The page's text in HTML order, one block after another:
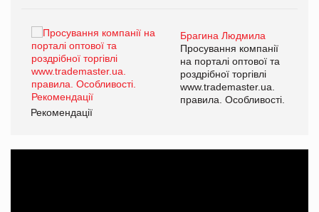
Брагина Людмила
Просування компанії
на порталі оптової та
роздрібної торгівлі
www.trademaster.ua.
правила. Особливості.
Рекомендації